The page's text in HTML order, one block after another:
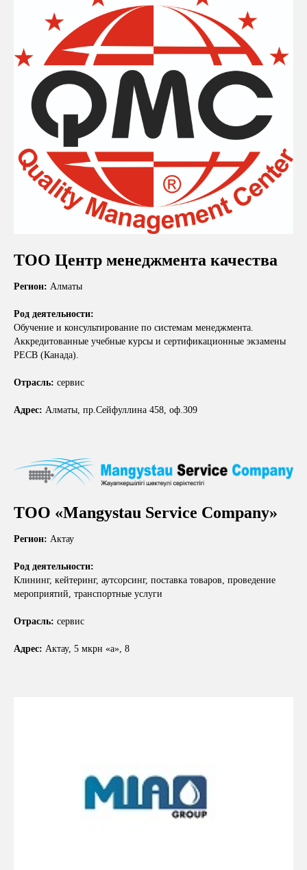
ТОО Центр менеджмента качества
Регион: Алматы
Род деятельности:
Обучение и консультирование по системам менеджмента.
Аккредитованные учебные курсы и сертификационные экзамены
РЕСВ (Канада).
Отрасль: сервис
Адрес: Алматы, пр.Сейфуллина 458, оф.309
ТОО «Mangystau Service Company»
Регион: Актау
Род деятельности:
Клининг, кейтеринг, аутсорсинг, поставка товаров, проведение
мероприятий, транспортные услуги
Отрасль: сервис
Адрес: Актау, 5 мкрн «а», 8